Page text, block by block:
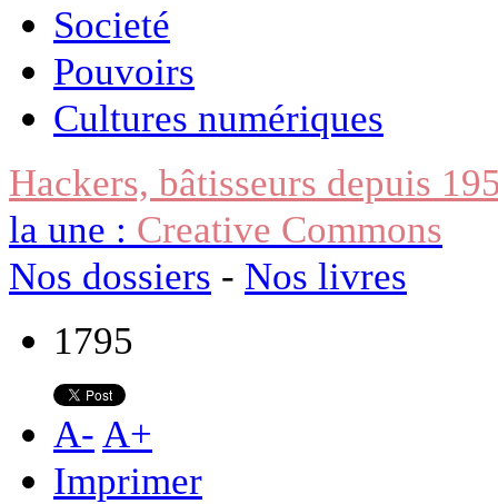
Societé
Pouvoirs
Cultures numériques
Hackers, bâtisseurs depuis
la une : Creative Commons
Nos dossiers - Nos livres
1795
A- A+
Imprimer